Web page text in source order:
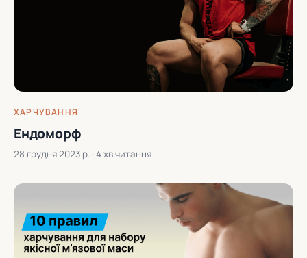
ХАРЧУВАННЯ
Ендоморф
28 грудня 2023 р. · 4 хв читання